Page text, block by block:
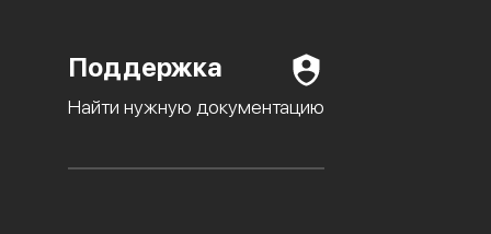
Поддержка
Найти нужную документацию